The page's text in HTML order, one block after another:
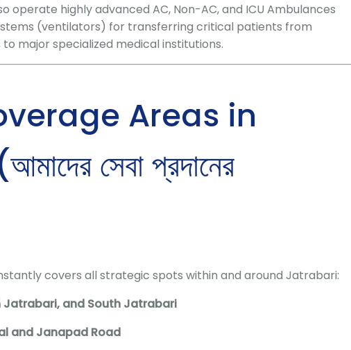
operate highly advanced AC, Non-AC, and ICU Ambulances
(ventilators) for transferring critical patients from
major specialized medical institutions.
Areas in
সেবা প্রদানের
covers all strategic spots within and around Jatrabari:
Jatrabari, and South Jatrabari
and Janapad Road